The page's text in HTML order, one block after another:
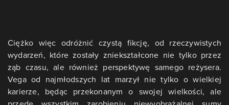
Ciężko więc odróżnić czystą fikcję, od rzeczywistych
wydarzeń, które zostały zniekształcone nie tylko przez
ząb czasu, ale również perspektywę samego reżysera.
Vega od najmłodszych lat marzył nie tylko o wielkiej
karierze, będąc przekonanym o swojej wielkości, ale